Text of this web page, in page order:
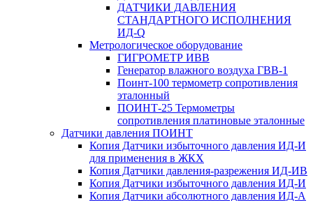
ДАТЧИКИ ДАВЛЕНИЯ
СТАНДАРТНОГО ИСПОЛНЕНИЯ
ИД-Q
Метрологическое оборудование
ГИГРОМЕТР ИВВ
Генератор влажного воздуха ГВВ-1
Поинт-100 термометр сопротивления
эталонный
ПОИНТ-25 Термометры
сопротивления платиновые эталонные
Датчики давления ПОИНТ
Копия Датчики избыточного давления ИД-И
для применения в ЖКХ
Копия Датчики давления-разрежения ИД-ИВ
Копия Датчики избыточного давления ИД-И
Копия Датчики абсолютного давления ИД-А